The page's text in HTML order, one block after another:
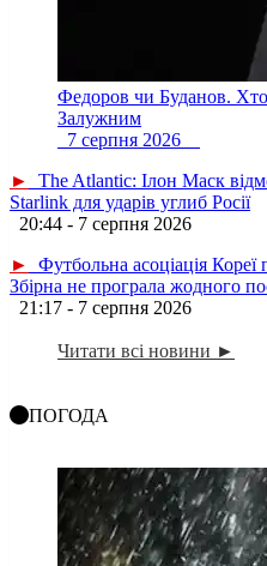
Федоров чи Буданов.
Залужним
7 серпня 2026
►
The Atlantic: Ілон Маск
Starlink для ударів углиб Росії
20:44 - 7 серпня 2026
►
Футбольна асоціація Кореї
Збірна не програла жодного
21:17 - 7 серпня 2026
Читати всі новини ►
ПОГОДА